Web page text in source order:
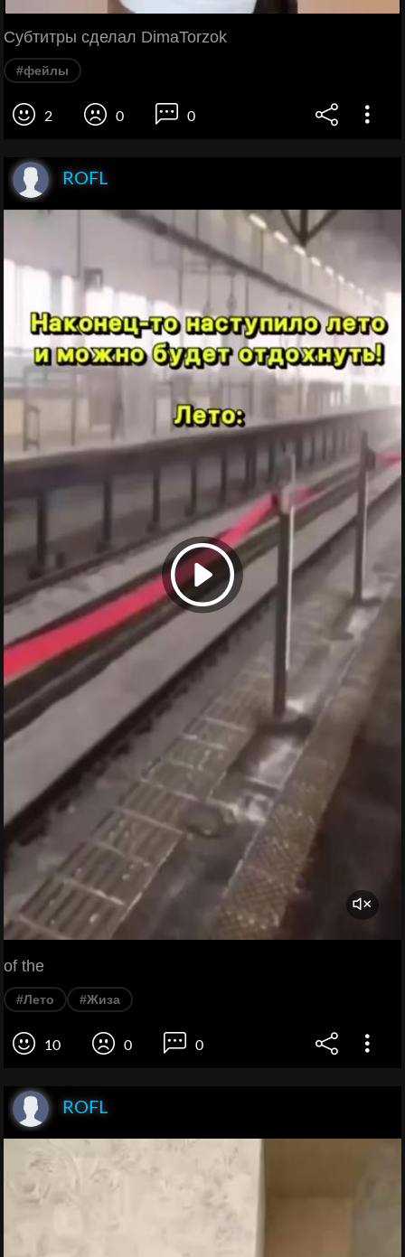
Субтитры сделал DimaTorzok
#фейлы
2 0 0
ROFL
of the
#Лето #Жиза
10 0 0
ROFL